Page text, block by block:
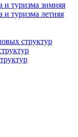
и туризма зимняя
и туризма летняя
структур